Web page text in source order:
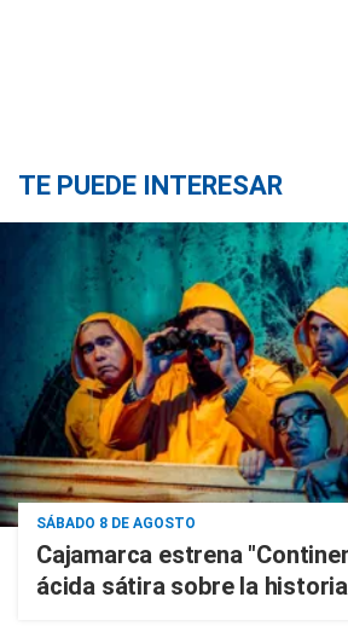
TE PUEDE INTERESAR
SÁBADO 8 DE AGOSTO
Cajamarca estrena
ácida sátira sobre la